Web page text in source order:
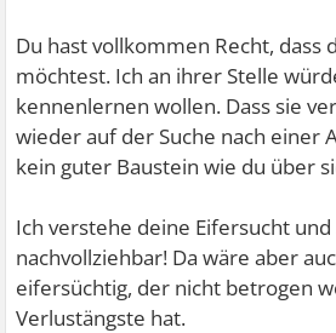
Du hast vollkommen Recht, dass
möchtest. Ich an ihrer Stelle
kennenlernen wollen. Dass sie
wieder auf der Suche nach einer
kein guter Baustein wie du über
Ich verstehe deine Eifersucht
nachvollziehbar! Da wäre aber
eifersüchtig, der nicht betrogen
Verlustängste hat.